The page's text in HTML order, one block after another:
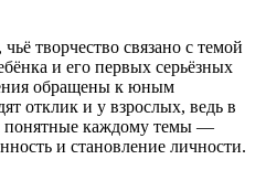
творчество связано с темой
и его первых серьёзных
обращены к юным
отклик и у взрослых, ведь в
понятные каждому темы —
и становление личности.